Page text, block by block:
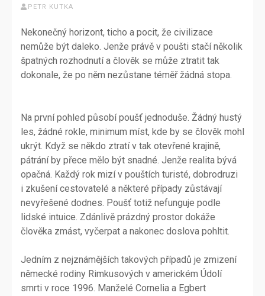
PETR KUTKA
Nekonečný horizont, ticho a pocit, že civilizace
nemůže být daleko. Jenže právě v poušti stačí několik
špatných rozhodnutí a člověk se může ztratit tak
dokonale, že po něm nezůstane téměř žádná stopa.
Na první pohled působí poušť jednoduše. Žádný hustý
les, žádné rokle, minimum míst, kde by se člověk mohl
ukrýt. Když se někdo ztratí v tak otevřené krajině,
pátrání by přece mělo být snadné. Jenže realita bývá
opačná. Každý rok mizí v pouštích turisté, dobrodruzi
i zkušení cestovatelé a některé případy zůstávají
nevyřešené dodnes. Poušť totiž nefunguje podle
lidské intuice. Zdánlivě prázdný prostor dokáže
člověka zmást, vyčerpat a nakonec doslova pohltit.
Jedním z nejznámějších takových případů je zmizení
německé rodiny Rimkusových v americkém Údolí
smrti v roce 1996. Manželé Cornelia a Egbert